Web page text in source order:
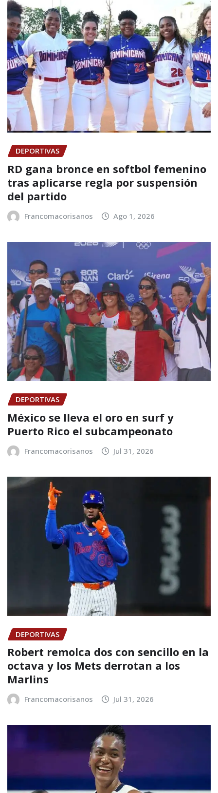
DEPORTIVAS
RD gana bronce en softbol femenino
tras aplicarse regla por suspensión
del partido
Francomacorisanos Ago 1, 2026
DEPORTIVAS
México se lleva el oro en surf y
Puerto Rico el subcampeonato
Francomacorisanos Jul 31, 2026
DEPORTIVAS
Robert remolca dos con sencillo en la
octava y los Mets derrotan a los
Marlins
Francomacorisanos Jul 31, 2026